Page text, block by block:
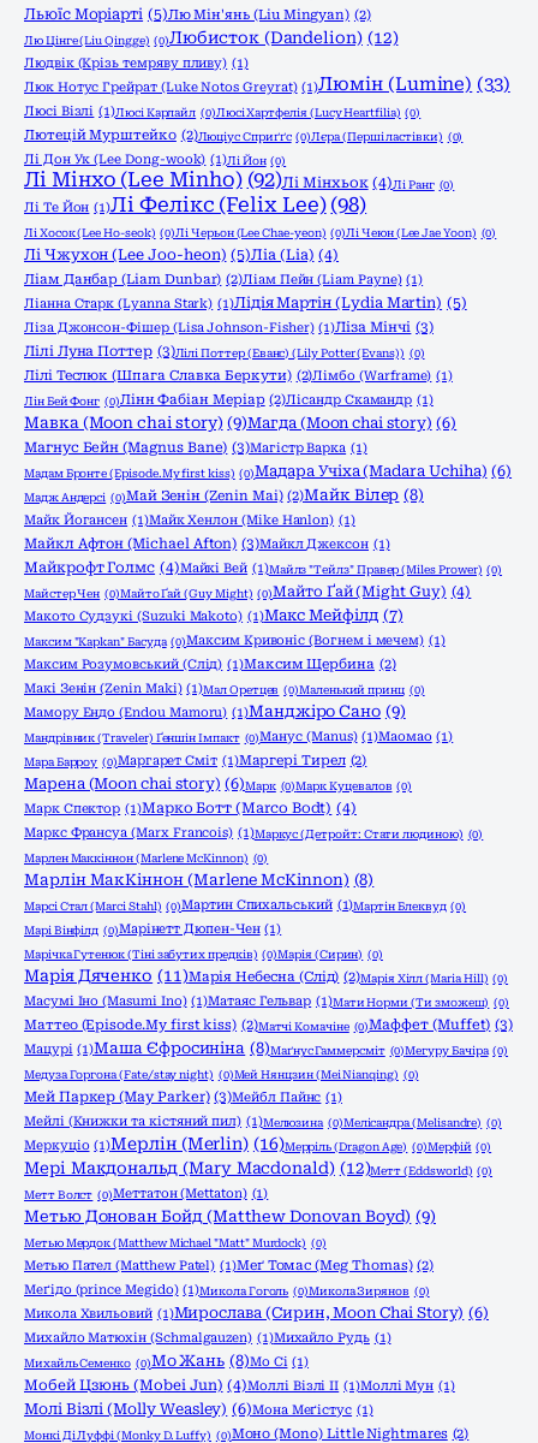
Льюїс Моріарті (5)Лю Мін'янь (Liu Mingyan) (2)
Лю Цінге (Liu Qingge) (0)Любисток (Dandelion) (12)
Людвік (Крізь темряву пливу) (1)
Люк Нотус Грейрат (Luke Notos Greyrat) (1)Люмін (Lumine) (33)
Люсі Візлі (1)Люсі Карлайл (0)Люсі Хартфелія (Lucy Heartfilia) (0)
Лютецій Мурштейко (2)Люціус Сприґґс (0)Лєра (Перші ластівки) (0)
Лі Дон Ук (Lee Dong-wook) (1)Лі Йон (0)
Лі Мінхо (Lee Minho) (92)Лі Мінхьок (4)Лі Ранг (0)
Лі Те Йон (1)Лі Фелікс (Felix Lee) (98)
Лі Хосок (Lee Ho-seok) (0)Лі Черьон (Lee Chae-yeon) (0)Лі Чеюн (Lee Jae Yoon) (0)
Лі Чжухон (Lee Joo-heon) (5)Ліа (Lia) (4)
Ліам Данбар (Liam Dunbar) (2)Ліам Пейн (Liam Payne) (1)
Ліанна Старк (Lyanna Stark) (1)Лідія Мартін (Lydia Martin) (5)
Ліза Джонсон-Фішер (Lisa Johnson-Fisher) (1)Ліза Мінчі (3)
Лілі Луна Поттер (3)Лілі Поттер (Еванс) (Lily Potter (Evans)) (0)
Лілі Теслюк (Шпага Славка Беркути) (2)Лімбо (Warframe) (1)
Лін Бей Фонг (0)Лінн Фабіан Меріар (2)Лісандр Скамандр (1)
Мавка (Moon chai story) (9)Магда (Moon chai story) (6)
Магнус Бейн (Magnus Bane) (3)Магістр Варка (1)
Мадам Бронте (Episode.My first kiss) (0)Мадара Учіха (Madara Uchiha) (6)
Мадж Андерсі (0)Май Зенін (Zenin Mai) (2)Майк Вілер (8)
Майк Йогансен (1)Майк Хенлон (Mike Hanlon) (1)
Майкл Афтон (Michael Afton) (3)Майкл Джексон (1)
Майкрофт Голмс (4)Майкі Вей (1)Майлз "Тейлз" Правер (Miles Prower) (0)
Майстер Чен (0)Майто Ґай (Guy Might) (0)Майто Ґай (Might Guy) (4)
Макото Судзукі (Suzuki Makoto) (1)Макс Мейфілд (7)
Максим "Kapkan" Басуда (0)Максим Кривоніс (Вогнем і мечем) (1)
Максим Розумовський (Слід) (1)Максим Щербина (2)
Макі Зенін (Zenin Maki) (1)Мал Оретцев (0)Маленький принц (0)
Мамору Ендо (Endou Mamoru) (1)Манджіро Сано (9)
Мандрівник (Traveler) Ґеншін Імпакт (0)Манус (Manus) (1)Маомао (1)
Мара Барроу (0)Маргарет Сміт (1)Маргері Тирел (2)
Марена (Moon chai story) (6)Марк (0)Марк Куцевалов (0)
Марк Спектор (1)Марко Ботт (Marco Bodt) (4)
Маркс Франсуа (Marx Francois) (1)Маркус (Детройт: Стати людиною) (0)
Марлен Маккіннон (Marlene McKinnon) (0)
Марлін МакКіннон (Marlene McKinnon) (8)
Марсі Стал (Marci Stahl) (0)Мартин Спихальський (1)Мартін Блеквуд (0)
Марі Вінфілд (0)Марінетт Дюпен-Чен (1)
Марічка Гутенюк (Тіні забутих предків) (0)Марія (Сирин) (0)
Марія Дяченко (11)Марія Небесна (Слід) (2)Марія Хілл (Maria Hill) (0)
Масумі Іно (Masumi Ino) (1)Матаяс Гельвар (1)Мати Норми (Ти зможеш) (0)
Маттео (Episode.My first kiss) (2)Матчі Комачіне (0)Маффет (Muffet) (3)
Мацурі (1)Маша Єфросиніна (8)Маґнус Гаммерсміт (0)Мегуру Бачіра (0)
Медуза Горгона (Fate/stay night) (0)Мей Нянцзин (Mei Nianqing) (0)
Мей Паркер (May Parker) (3)Мейбл Пайнс (1)
Мейлі (Книжки та кістяний пил) (1)Мелюзина (0)Мелісандра (Melisandre) (0)
Меркуціо (1)Мерлін (Merlin) (16)Мерріль (Dragon Age) (0)Мерфій (0)
Мері Макдональд (Mary Macdonald) (12)Метт (Eddsworld) (0)
Метт Волст (0)Меттатон (Mettaton) (1)
Метью Донован Бойд (Matthew Donovan Boyd) (9)
Метью Мердок (Matthew Michael "Matt" Murdock) (0)
Метью Пател (Matthew Patel) (1)Меґ Томас (Meg Thomas) (2)
Меґідо (prince Megido) (1)Микола Гоголь (0)Микола Зирянов (0)
Микола Хвильовий (1)Мирослава (Сирин, Moon Chai Story) (6)
Михайло Матюхін (Schmalgauzen) (1)Михайло Рудь (1)
Михайль Семенко (0)Мо Жань (8)Мо Сі (1)
Мобей Цзюнь (Mobei Jun) (4)Моллі Візлі ІІ (1)Моллі Мун (1)
Молі Візлі (Molly Weasley) (6)Мона Меґістус (1)
Монкі Ді Луффі (Monky D. Luffy) (0)Моно (Mono) Little Nightmares (2)